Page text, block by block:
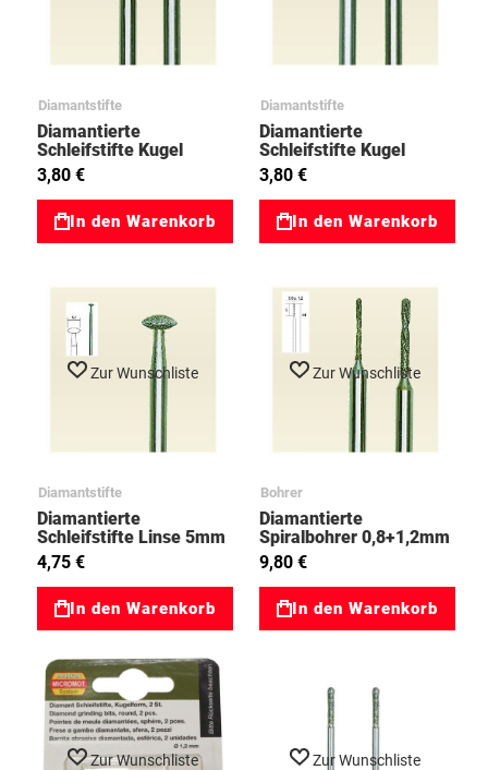
Diamantstifte
Diamantierte
Schleifstifte Kugel
1,8mm, 2 Stück
3,80 €
In den Warenkorb
Diamantstifte
Diamantierte
Schleifstifte Kugel
1mm, 2 Stück
3,80 €
In den Warenkorb
Zur Wunschliste
Diamantstifte
Diamantierte
Schleifstifte Linse 5mm
4,75 €
In den Warenkorb
Zur Wunschliste
Bohrer
Diamantierte
Spiralbohrer 0,8+1,2mm
- Proxxon 28255
9,80 €
In den Warenkorb
Zur Wunschliste Zur Wunschliste